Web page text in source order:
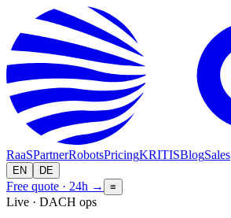
RaaSPartnerRobotsPricingKRITISBlogSales
EN DE
Free quote · 24h → ≡
Live · DACH ops